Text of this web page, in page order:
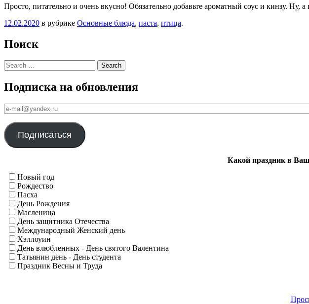
Просто, питательно и очень вкусно! Обязательно добавьте ароматный соус и кинзу. Ну,
12.02.2020 в рубрике Основные блюда, паста, птица.
Поиск
Search
Подписка на обновления
е-
mail@yandex.ru
Подписаться
Какой праздник в
Новый год
Рождество
Пасха
День Рождения
Масленица
День защитника Отечества
Международный Женский день
Хэллоуин
День влюбленных - День святого Валентина
Татьянин день - День студента
Праздник Весны и Труда